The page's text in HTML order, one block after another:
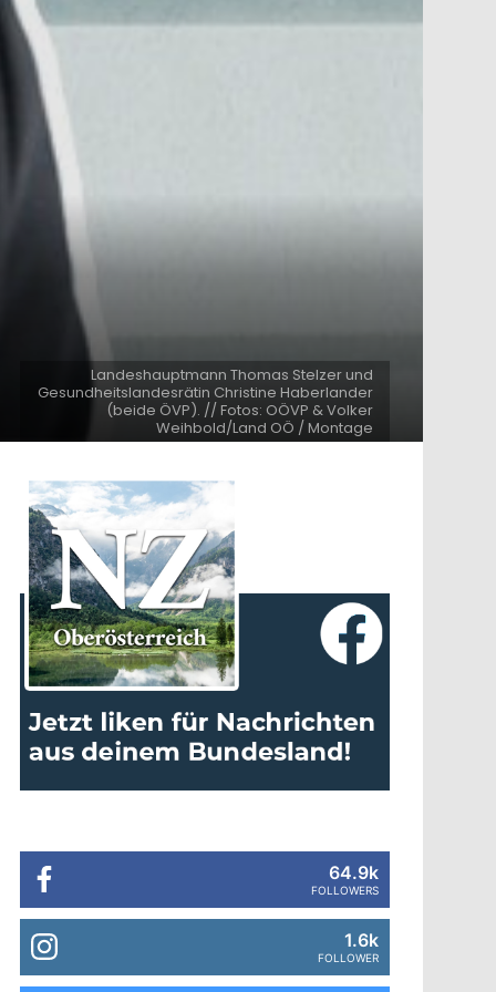
Landeshauptmann Thomas Stelzer und
Gesundheitslandesrätin Christine Haberlander
(beide ÖVP). // Fotos: OÖVP & Volker
Weihbold/Land OÖ / Montage
64.9k
FOLLOWERS
1.6k
FOLLOWER